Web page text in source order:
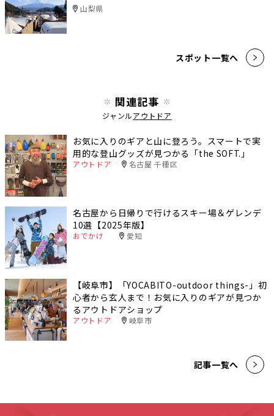
山梨県
スポット一覧へ
関連記事
ジャンルアウトドア
お気に入りのギアと山に登ろう。スマートで実
用的な登山グッズが見つかる「the SOFT.」
アウトドア 名古屋 千種区
名古屋から日帰りで行けるスキー場＆ゲレンデ
10選【2025年版】
おでかけ 愛知
【岐阜市】「YOCABITO-outdoor things-」初
心者から玄人まで！お気に入りのギアが見つか
るアウトドアショップ
アウトドア 岐阜市
記事一覧へ